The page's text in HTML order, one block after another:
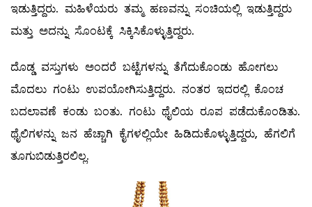
ಇಡುತ್ತಿದ್ದರು. ಮಹಿಳೆಯರು ತಮ್ಮ ಹಣವನ್ನು ಸಂಚಿಯಲ್ಲಿ ಇಡುತ್ತಿದ್ದರು
ಮತ್ತು ಅದನ್ನು ಸೊಂಟಕ್ಕೆ ಸಿಕ್ಕಿಸಿಕೊಳ್ಳುತ್ತಿದ್ದರು.
ದೊಡ್ಡ ವಸ್ತುಗಳು ಅಂದರೆ ಬಟ್ಟೆಗಳನ್ನು ತೆಗೆದುಕೊಂಡು ಹೋಗಲು
ಮೊದಲು ಗಂಟು ಉಪಯೋಗಿಸುತ್ತಿದ್ದರು. ನಂತರ ಇದರಲ್ಲಿ ಕೊಂಚ
ಬದಲಾವಣೆ ಕಂಡು ಬಂತು. ಗಂಟು ಥೈಲಿಯ ರೂಪ ಪಡೆದುಕೊಂಡಿತು.
ಥೈಲಿಗಳನ್ನು ಜನ ಹೆಚ್ಚಾಗಿ ಕೈಗಳಲ್ಲಿಯೇ ಹಿಡಿದುಕೊಳ್ಳುತ್ತಿದ್ದರು, ಹೆಗಲಿಗೆ
ತೂಗುಬಿಡುತ್ತಿರಲಿಲ್ಲ.